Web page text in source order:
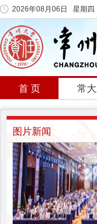
2026年08月06日 星期四
首 页 常
图片新闻